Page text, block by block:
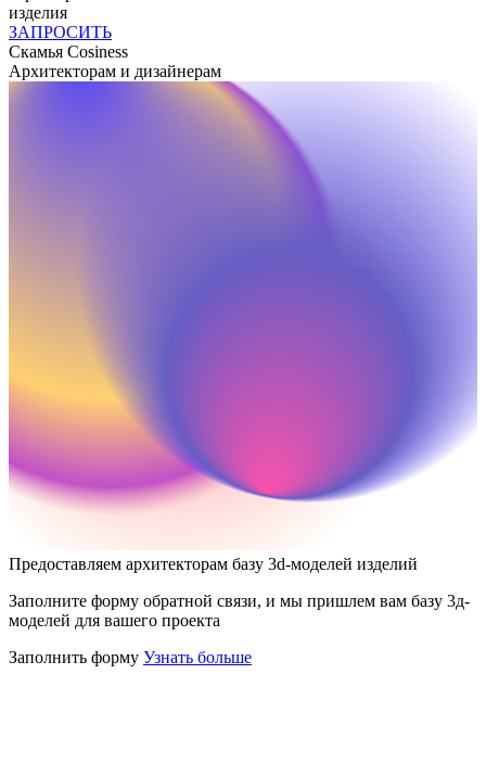
изделия
ЗАПРОСИТЬ
Скамья Cosiness
Архитекторам и дизайнерам
Предоставляем архитекторам базу 3d-моделей изделий
Заполните форму обратной связи, и мы пришлем вам базу 3д-
моделей для вашего проекта
Заполнить форму Узнать больше